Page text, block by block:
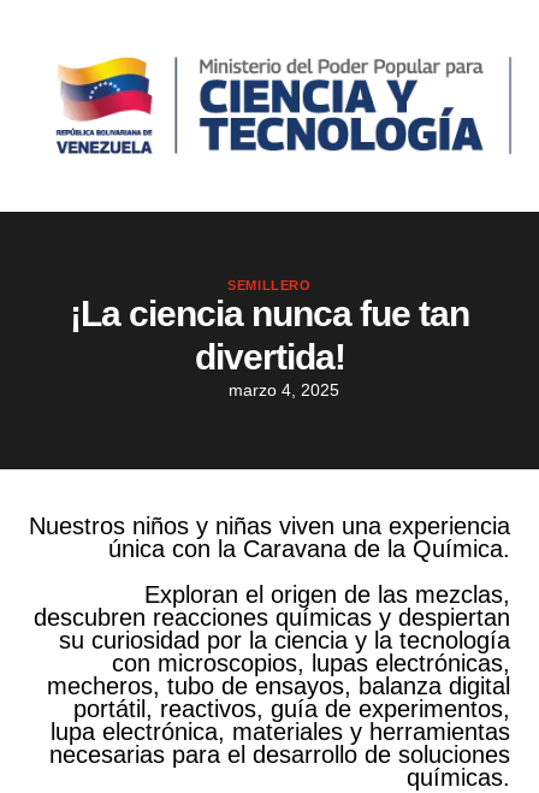
SEMILLERO
¡La ciencia nunca fue tan
divertida!
marzo 4, 2025
Nuestros niños y niñas viven una experiencia
única con la Caravana de la Química.
Exploran el origen de las mezclas,
descubren reacciones químicas y despiertan
su curiosidad por la ciencia y la tecnología
con microscopios, lupas electrónicas,
mecheros, tubo de ensayos, balanza digital
portátil, reactivos, guía de experimentos,
lupa electrónica, materiales y herramientas
necesarias para el desarrollo de soluciones
químicas.